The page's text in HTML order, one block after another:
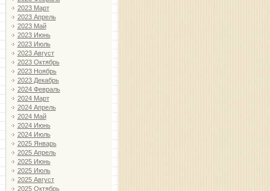
2023 Март
2023 Апрель
2023 Май
2023 Июнь
2023 Июль
2023 Август
2023 Октябрь
2023 Ноябрь
2023 Декабрь
2024 Февраль
2024 Март
2024 Апрель
2024 Май
2024 Июнь
2024 Июль
2025 Январь
2025 Апрель
2025 Июнь
2025 Июль
2025 Август
2025 Октябрь